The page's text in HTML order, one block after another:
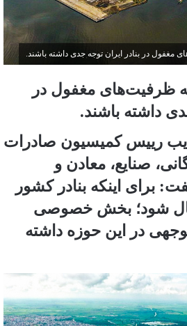
مغفول در بنادر ایران توجه جدی داشته باشند.
ظرفیت‌های مغفول در
داشته باشند.
رییس کمیسیون صادرات
صنایع، معادن و
برای اینکه بنادر کشور
شود؛ بخش خصوصی
در این حوزه داشته